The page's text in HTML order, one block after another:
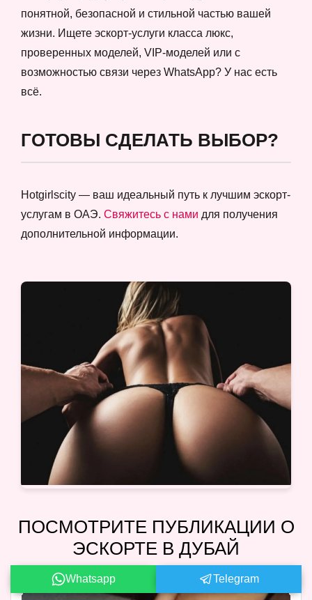
понятной, безопасной и стильной частью вашей
жизни. Ищете эскорт-услуги класса люкс,
проверенных моделей, VIP-моделей или с
возможностью связи через WhatsApp? У нас есть
всё.
ГОТОВЫ СДЕЛАТЬ ВЫБОР?
Hotgirlscity — ваш идеальный путь к лучшим эскорт-
услугам в ОАЭ. Свяжитесь с нами для получения
дополнительной информации.
ПОСМОТРИТЕ ПУБЛИКАЦИИ О
ЭСКОРТЕ В ДУБАЙ
Whatsapp Telegram